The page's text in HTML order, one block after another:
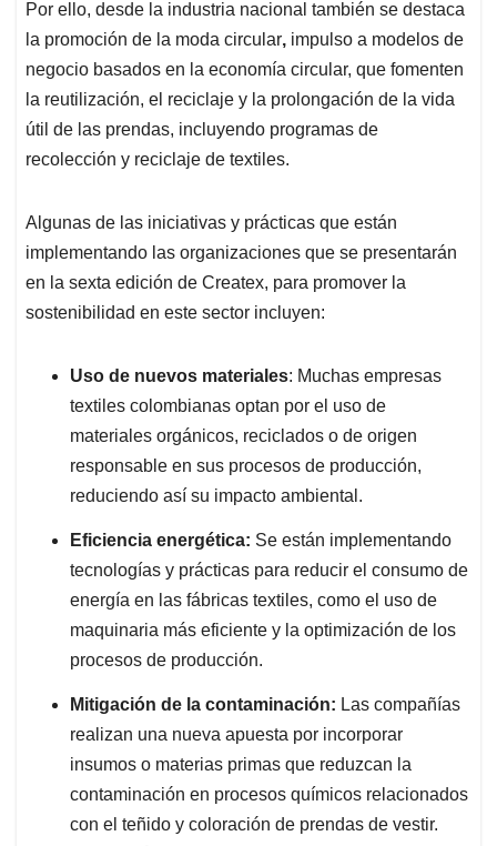
Por ello, desde la industria nacional también se destaca
la promoción de la moda circular, impulso a modelos de
negocio basados en la economía circular, que fomenten
la reutilización, el reciclaje y la prolongación de la vida
útil de las prendas, incluyendo programas de
recolección y reciclaje de textiles.
Algunas de las iniciativas y prácticas que están
implementando las organizaciones que se presentarán
en la sexta edición de Createx, para promover la
sostenibilidad en este sector incluyen:
Uso de nuevos materiales: Muchas empresas
textiles colombianas optan por el uso de
materiales orgánicos, reciclados o de origen
responsable en sus procesos de producción,
reduciendo así su impacto ambiental.
Eficiencia energética: Se están implementando
tecnologías y prácticas para reducir el consumo de
energía en las fábricas textiles, como el uso de
maquinaria más eficiente y la optimización de los
procesos de producción.
Mitigación de la contaminación: Las compañías
realizan una nueva apuesta por incorporar
insumos o materias primas que reduzcan la
contaminación en procesos químicos relacionados
con el teñido y coloración de prendas de vestir.